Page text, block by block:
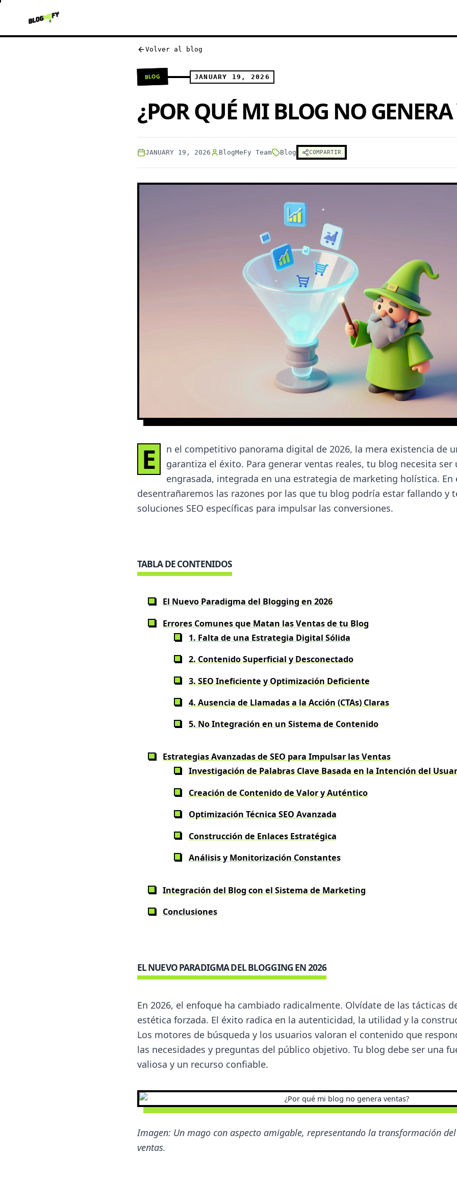
Volver al blog
BLOG JANUARY 19, 2026
¿POR QUÉ MI BLOG NO GENERA
JANUARY 19, 2026 BlogMeFy Team Blog COMPARTIR
E
n el competitivo panorama digital de 2026, la mera existencia de
garantiza el éxito. Para generar ventas reales, tu blog necesita
engrasada, integrada en una estrategia de marketing holística. En
desentrañaremos las razones por las que tu blog podría estar fallando y
soluciones SEO específicas para impulsar las conversiones.
TABLA DE CONTENIDOS
El Nuevo Paradigma del Blogging en 2026
Errores Comunes que Matan las Ventas de tu Blog
1. Falta de una Estrategia Digital Sólida
2. Contenido Superficial y Desconectado
3. SEO Ineficiente y Optimización Deficiente
4. Ausencia de Llamadas a la Acción (CTAs) Claras
5. No Integración en un Sistema de Contenido
Estrategias Avanzadas de SEO para Impulsar las Ventas
Investigación de Palabras Clave Basada en la Intención del
Creación de Contenido de Valor y Auténtico
Optimización Técnica SEO Avanzada
Construcción de Enlaces Estratégica
Análisis y Monitorización Constantes
Integración del Blog con el Sistema de Marketing
Conclusiones
EL NUEVO PARADIGMA DEL BLOGGING EN 2026
En 2026, el enfoque ha cambiado radicalmente. Olvídate de las tácticas
estética forzada. El éxito radica en la autenticidad, la utilidad y la
Los motores de búsqueda y los usuarios valoran el contenido que
las necesidades y preguntas del público objetivo. Tu blog debe ser una
valiosa y un recurso confiable.
Imagen: Un mago con aspecto amigable, representando la transformación
ventas.